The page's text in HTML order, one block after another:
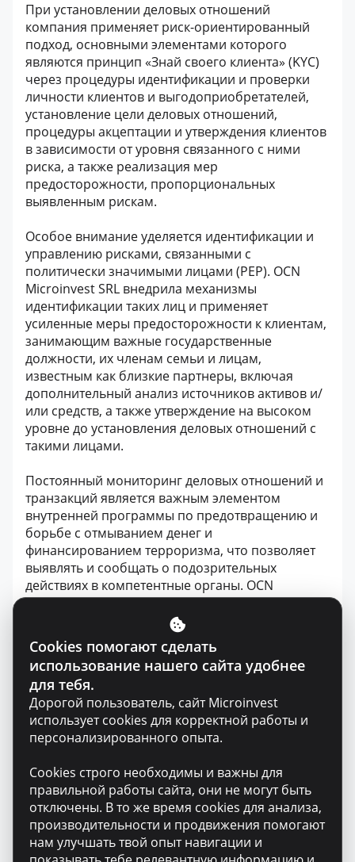
При установлении деловых отношений
компания применяет риск-ориентированный
подход, основными элементами которого
являются принцип «Знай своего клиента» (KYC)
через процедуры идентификации и проверки
личности клиентов и выгодоприобретателей,
установление цели деловых отношений,
процедуры акцептации и утверждения клиентов
в зависимости от уровня связанного с ними
риска, а также реализация мер
предосторожности, пропорциональных
выявленным рискам.
Особое внимание уделяется идентификации и
управлению рисками, связанными с
политически значимыми лицами (PEP). OCN
Microinvest SRL внедрила механизмы
идентификации таких лиц и применяет
усиленные меры предосторожности к клиентам,
занимающим важные государственные
должности, их членам семьи и лицам,
известным как близкие партнеры, включая
дополнительный анализ источников активов и/
или средств, а также утверждение на высоком
уровне до установления деловых отношений с
такими лицами.
Постоянный мониторинг деловых отношений и
транзакций является важным элементом
внутренней программы по предотвращению и
борьбе с отмыванием денег и
финансированием терроризма, что позволяет
выявлять и сообщать о подозрительных
действиях в компетентные органы. OCN
Microinvest SRL не устанавливает деловые
отношения с юридическими лицами, чья
деятельность входит в перечень видов
деятельности, не финансируемых компанией,
также с нерезидентами, юридическими лицами
зарегистрированными на левобережье Днестра,
а также с физическими лицами
зарегистрированными в этих районах и не
имеющими удостоверения личности/паспорта
включенными в международные санкционные
списки, либо осуществляющими деятельность с
высоким уровнем риска отмывания денег и
финансирования терроризма.
Cookies помогают сделать
использование нашего сайта удобнее
для тебя.
Дорогой пользователь, сайт Microinvest
использует cookies для корректной работы и
персонализированного опыта.
Cookies строго необходимы и важны для
правильной работы сайта, они не могут быть
отключены. В то же время cookies для анализа,
производительности и продвижения помогают
нам улучшать твой опыт навигации и